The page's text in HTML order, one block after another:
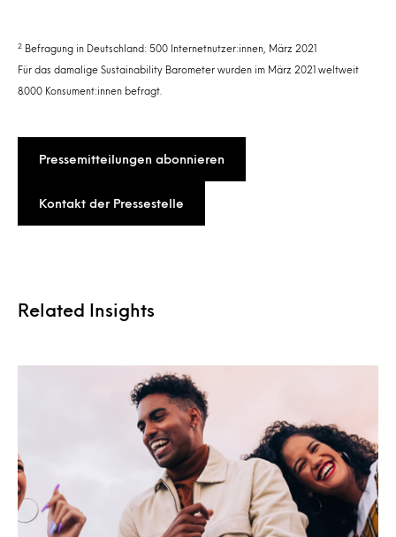
2 Befragung in Deutschland: 500 Internetnutzer:innen, März 2021
Für das damalige Sustainability Barometer wurden im März 2021 weltweit
8.000 Konsument:innen befragt.
Pressemitteilungen abonnieren
Kontakt der Pressestelle
Related Insights